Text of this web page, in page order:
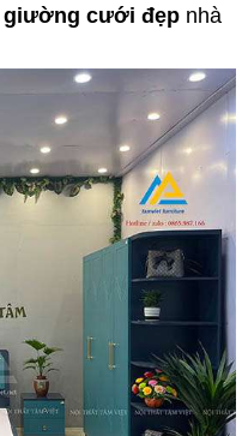
giường cưới đẹp nhà